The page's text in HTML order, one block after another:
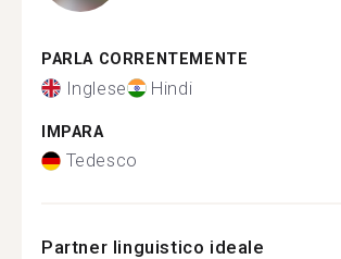
PARLA CORRENTEMENTE
Inglese Hindi
IMPARA
Tedesco
Partner linguistico ideale